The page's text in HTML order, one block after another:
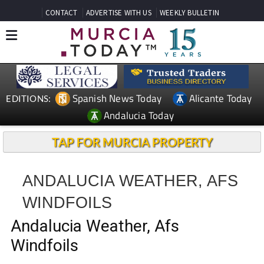
CONTACT ADVERTISE WITH US WEEKLY BULLETIN
EDITIONS: Spanish News Today
Alicante Today
Andalucia Today
TAP FOR MURCIA PROPERTY
ANDALUCIA WEATHER, AFS
WINDFOILS
Andalucia Weather, Afs
Windfoils